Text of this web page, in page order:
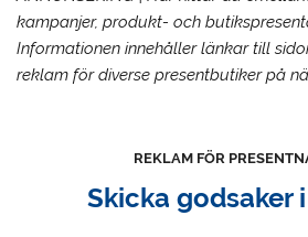
kampanjer, produkt- och
Informationen innehåller länkar till
reklam för diverse presentbutiker på
REKLAM FÖR
Skicka godsaker